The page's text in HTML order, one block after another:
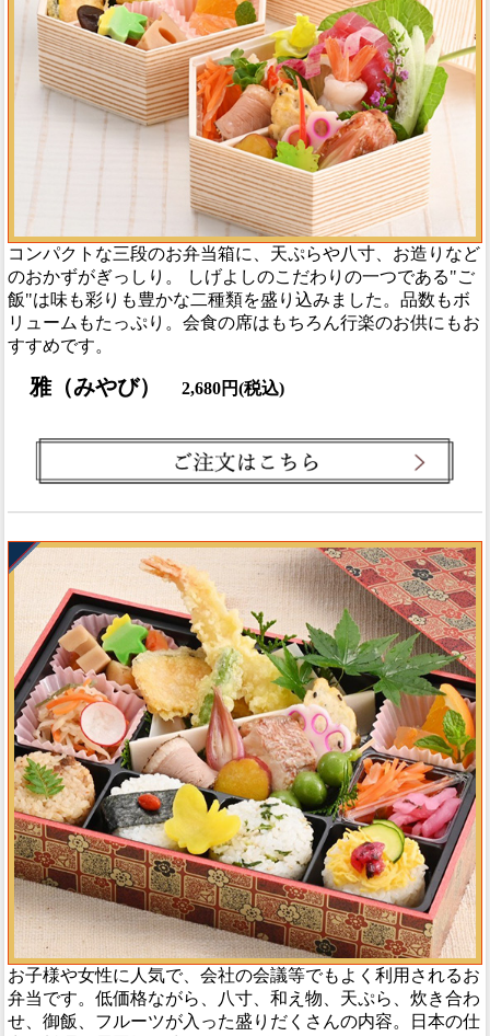
コンパクトな三段のお弁当箱に、天ぷらや八寸、お造りなど
のおかずがぎっしり。 しげよしのこだわりの一つである"ご
飯"は味も彩りも豊かな二種類を盛り込みました。品数もボ
リュームもたっぷり。会食の席はもちろん行楽のお供にもお
すすめです。
雅（みやび） 2,680円(税込)
お子様や女性に人気で、会社の会議等でもよく利用されるお
弁当です。低価格ながら、八寸、和え物、天ぷら、炊き合わ
せ、御飯、フルーツが入った盛りだくさんの内容。日本の仕